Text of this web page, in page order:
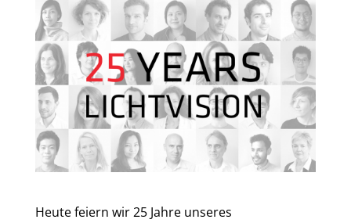
Heute feiern wir 25 Jahre unseres